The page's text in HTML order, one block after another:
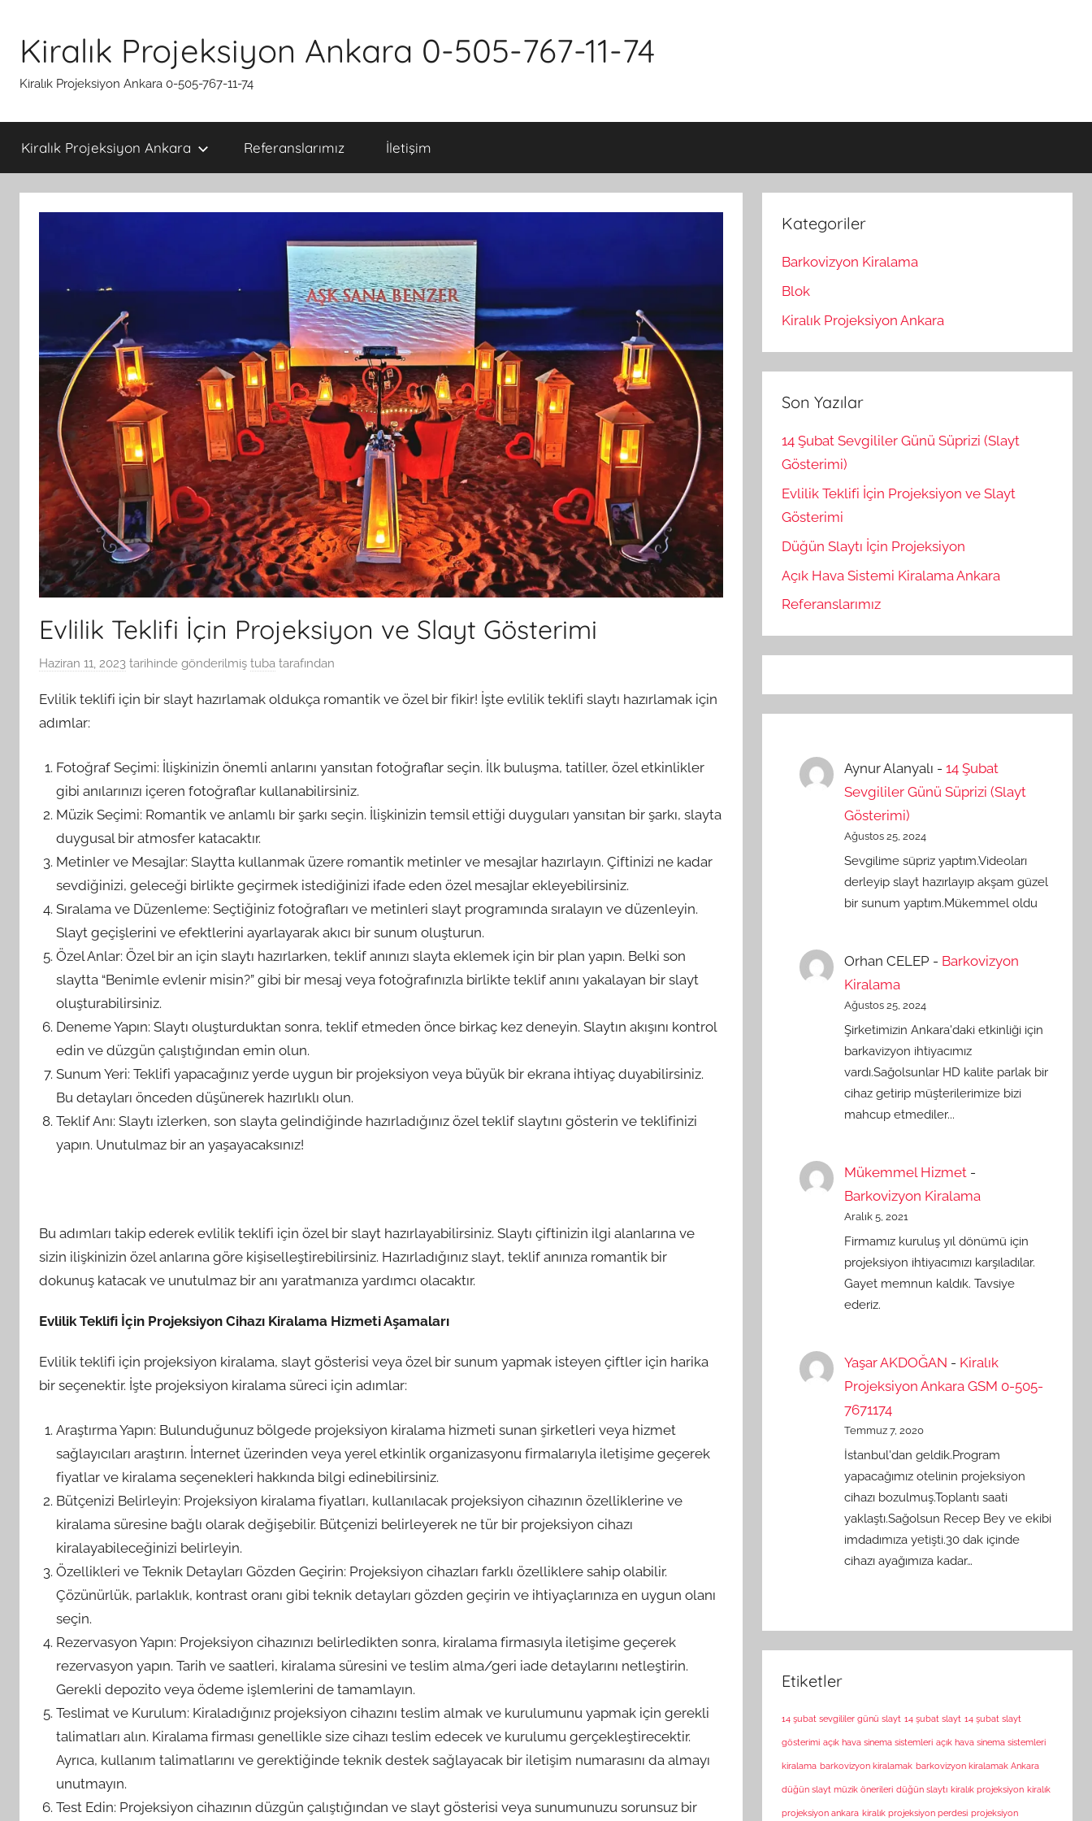
Kiralık Projeksiyon Ankara 0-505-767-11-74
Kiralık Projeksiyon Ankara 0-505-767-11-74
Kiralık Projeksiyon Ankara Referanslarımız İletişim
Evlilik Teklifi İçin Projeksiyon ve Slayt Gösterimi
Haziran 11, 2023 tarihinde gönderilmiş tuba tarafından
Evlilik teklifi için bir slayt hazırlamak oldukça romantik ve özel bir fikir! İşte evlilik teklifi slaytı hazırlamak için
adımlar:
Fotoğraf Seçimi: İlişkinizin önemli anlarını yansıtan fotoğraflar seçin. İlk buluşma, tatiller, özel etkinlikler
gibi anılarınızı içeren fotoğraflar kullanabilirsiniz.
Müzik Seçimi: Romantik ve anlamlı bir şarkı seçin. İlişkinizin temsil ettiği duyguları yansıtan bir şarkı, slayta
duygusal bir atmosfer katacaktır.
Metinler ve Mesajlar: Slaytta kullanmak üzere romantik metinler ve mesajlar hazırlayın. Çiftinizi ne kadar
sevdiğinizi, geleceği birlikte geçirmek istediğinizi ifade eden özel mesajlar ekleyebilirsiniz.
Sıralama ve Düzenleme: Seçtiğiniz fotoğrafları ve metinleri slayt programında sıralayın ve düzenleyin.
Slayt geçişlerini ve efektlerini ayarlayarak akıcı bir sunum oluşturun.
Özel Anlar: Özel bir an için slaytı hazırlarken, teklif anınızı slayta eklemek için bir plan yapın. Belki son
slaytta “Benimle evlenir misin?” gibi bir mesaj veya fotoğrafınızla birlikte teklif anını yakalayan bir slayt
oluşturabilirsiniz.
Deneme Yapın: Slaytı oluşturduktan sonra, teklif etmeden önce birkaç kez deneyin. Slaytın akışını kontrol
edin ve düzgün çalıştığından emin olun.
Sunum Yeri: Teklifi yapacağınız yerde uygun bir projeksiyon veya büyük bir ekrana ihtiyaç duyabilirsiniz.
Bu detayları önceden düşünerek hazırlıklı olun.
Teklif Anı: Slaytı izlerken, son slayta gelindiğinde hazırladığınız özel teklif slaytını gösterin ve teklifinizi
yapın. Unutulmaz bir an yaşayacaksınız!
Bu adımları takip ederek evlilik teklifi için özel bir slayt hazırlayabilirsiniz. Slaytı çiftinizin ilgi alanlarına ve
sizin ilişkinizin özel anlarına göre kişiselleştirebilirsiniz. Hazırladığınız slayt, teklif anınıza romantik bir
dokunuş katacak ve unutulmaz bir anı yaratmanıza yardımcı olacaktır.
Evlilik Teklifi İçin Projeksiyon Cihazı Kiralama Hizmeti Aşamaları
Evlilik teklifi için projeksiyon kiralama, slayt gösterisi veya özel bir sunum yapmak isteyen çiftler için harika
bir seçenektir. İşte projeksiyon kiralama süreci için adımlar:
Araştırma Yapın: Bulunduğunuz bölgede projeksiyon kiralama hizmeti sunan şirketleri veya hizmet
sağlayıcıları araştırın. İnternet üzerinden veya yerel etkinlik organizasyonu firmalarıyla iletişime geçerek
fiyatlar ve kiralama seçenekleri hakkında bilgi edinebilirsiniz.
Bütçenizi Belirleyin: Projeksiyon kiralama fiyatları, kullanılacak projeksiyon cihazının özelliklerine ve
kiralama süresine bağlı olarak değişebilir. Bütçenizi belirleyerek ne tür bir projeksiyon cihazı
kiralayabileceğinizi belirleyin.
Özellikleri ve Teknik Detayları Gözden Geçirin: Projeksiyon cihazları farklı özelliklere sahip olabilir.
Çözünürlük, parlaklık, kontrast oranı gibi teknik detayları gözden geçirin ve ihtiyaçlarınıza en uygun olanı
seçin.
Rezervasyon Yapın: Projeksiyon cihazınızı belirledikten sonra, kiralama firmasıyla iletişime geçerek
rezervasyon yapın. Tarih ve saatleri, kiralama süresini ve teslim alma/geri iade detaylarını netleştirin.
Gerekli depozito veya ödeme işlemlerini de tamamlayın.
Teslimat ve Kurulum: Kiraladığınız projeksiyon cihazını teslim almak ve kurulumunu yapmak için gerekli
talimatları alın. Kiralama firması genellikle size cihazı teslim edecek ve kurulumu gerçekleştirecektir.
Ayrıca, kullanım talimatlarını ve gerektiğinde teknik destek sağlayacak bir iletişim numarasını da almayı
unutmayın.
Test Edin: Projeksiyon cihazının düzgün çalıştığından ve slayt gösterisi veya sunumunuzu sorunsuz bir
Kategoriler
Barkovizyon Kiralama
Blok
Kiralık Projeksiyon Ankara
Son Yazılar
14 Şubat Sevgililer Günü Süprizi (Slayt
Gösterimi)
Evlilik Teklifi İçin Projeksiyon ve Slayt
Gösterimi
Düğün Slaytı İçin Projeksiyon
Açık Hava Sistemi Kiralama Ankara
Referanslarımız
Aynur Alanyalı - 14 Şubat
Sevgililer Günü Süprizi (Slayt
Gösterimi)
Ağustos 25, 2024
Sevgilime süpriz yaptım.Videoları
derleyip slayt hazırlayıp akşam güzel
bir sunum yaptım.Mükemmel oldu
Orhan CELEP - Barkovizyon
Kiralama
Ağustos 25, 2024
Şirketimizin Ankara'daki etkinliği için
barkavizyon ihtiyacımız
vardı.Sağolsunlar HD kalite parlak bir
cihaz getirip müşterilerimize bizi
mahcup etmediler...
Mükemmel Hizmet-
Barkovizyon Kiralama
Aralık 5, 2021
Firmamız kuruluş yıl dönümü için
projeksiyon ihtiyacımızı karşıladılar.
Gayet memnun kaldık. Tavsiye
ederiz.
Yaşar AKDOĞAN - Kiralık
Projeksiyon Ankara GSM 0-505-
7671174
Temmuz 7, 2020
İstanbul'dan geldik.Program
yapacağımız otelinin projeksiyon
cihazı bozulmuş.Toplantı saati
yaklaştı.Sağolsun Recep Bey ve ekibi
imdadımıza yetişti.30 dak içinde
cihazı ayağımıza kadar…
Etiketler
14 şubat sevgililer günü slayt 14 şubat slayt 14 şubat slayt
gösterimi açık hava sinema sistemleri açık hava sinema sistemleri
kiralama barkovizyon kiralamak barkovizyon kiralamak Ankara
düğün slayt müzik önerileri düğün slaytı kiralık projeksiyon kiralık
projeksiyon ankara kiralık projeksiyon perdesi projeksiyon